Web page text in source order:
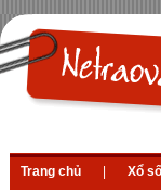
Trang chủ Xổ số